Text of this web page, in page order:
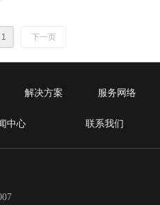
1 下一页
解决方案 服务网络
中心 联系我们